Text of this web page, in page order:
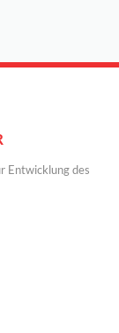
Entwicklung des